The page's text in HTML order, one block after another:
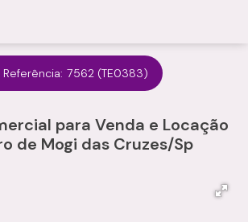
Referência: 7562 (TE0383)
para Venda e Locação
de Mogi das Cruzes/Sp